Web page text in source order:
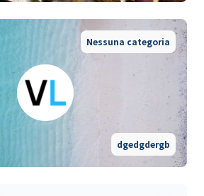
Nessuna categoria
dgedgdergb